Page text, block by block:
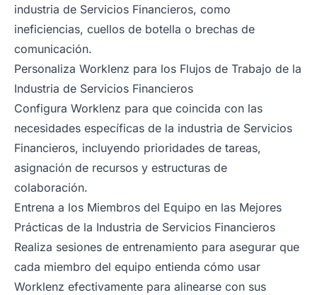
industria de Servicios Financieros, como
ineficiencias, cuellos de botella o brechas de
comunicación.
Personaliza Worklenz para los Flujos de Trabajo de la
Industria de Servicios Financieros
Configura Worklenz para que coincida con las
necesidades específicas de la industria de Servicios
Financieros, incluyendo prioridades de tareas,
asignación de recursos y estructuras de
colaboración.
Entrena a los Miembros del Equipo en las Mejores
Prácticas de la Industria de Servicios Financieros
Realiza sesiones de entrenamiento para asegurar que
cada miembro del equipo entienda cómo usar
Worklenz efectivamente para alinearse con sus